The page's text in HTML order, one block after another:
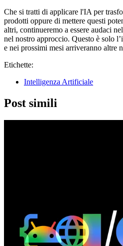
Che si tratti di applicare l'IA per
prodotti oppure di mettere questi
altri, continueremo a essere audaci
nel nostro approccio. Questo è solo
e nei prossimi mesi arriveranno altre
Etichette:
Intelligenza Artificiale
Post simili